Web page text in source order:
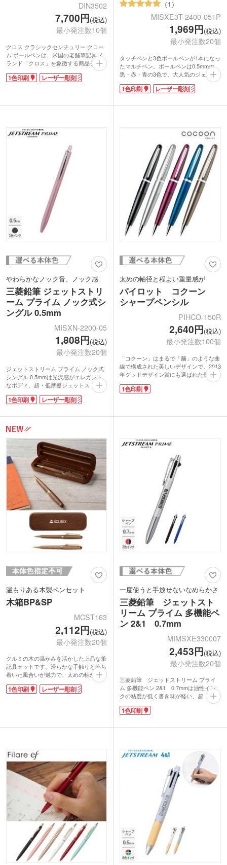
DIN3502
7,700円(税込)
最小発注数10個
クロス クラシックセンチュリー クロー
ム ボールペンは、米国の老舗筆記具ブ
ランド「クロス」を象徴する商品シリー
ズの一つ。発売当時から変わらないシル
エットが、伝統の品格を漂わせます。一
年代や性別を選ばないシンプルなデザイ
ンで、卒業記念から周年記念まで幅広く
喜ばれる定番アイテムです。名入れをす
れば、特別な日の思い出にピッタリな逸
品に。印刷はくっきりとした仕上がりの
パッド印刷、控えめながらも上品な仕上
がりのレーザー彫刻よりお選びくださ
1色印刷 レーザー彫刻
1
MISXE3T-2400-051P
1,969円(税込)
最小発注数20個
タッチペンと3色ボールペンが1本になっ
たマルチペン。ボールペンは0.5mmの
黒・赤・青の3色で、大人気のジェット
ストリームインク搭載。タッチペンは静
電容量式タッチパネル対応。Agファイバ
つ軽い力で操作できます。
心地は抜群です。高級感があるデザイン
で、記念品制作におすすめです。
1色印刷 レーザー彫刻
やわらかなノック音、ノック感
三菱鉛筆 ジェットストリ
ーム プライム ノック式シ
ングル 0.5mm
MISXN-2200-05
1,808円(税込)
最小発注数20個
ジェットストリーム プライム ノック式
シングル 0.5mmは光沢感がエレガント
なボディ。超・低摩擦ジェットストリー
ムインクを搭載。くっきりと濃い描線な
のに優れた速乾性なので、手が汚れると
抗でなめらかに書けます。
利便性の高いノック式は片手で操作でき
るから取り出してすぐメモを取ることが
できますよ。ノック音やノック感はやわ
らかく、音が響かないので大事な会議や
商談中も使いやすく便利です。
社名やロゴを印刷すればオリジナルのボ
ールペンに。記念品や贈り物におすすめ
のアイテムです。
ボディの色が異なる0.7mmボール径タイ
プもあります。
1色印刷 レーザー彫刻
太めの軸径と程よい重量感が
パイロット コクーン
シャープペンシル
PIHCO-150R
2,640円(税込)
最小発注数100個
「コクーン」はまるで「繭」のような曲
線で構成された美しいデザインで、2013
年グッドデザイン賞にも選ばれた優れた
一本です。20〜30代の若い世代に向け
た、高級感と使いやすさをたずさえたデ
です。
1色印刷
温もりある木製ペンセット
木箱BP&SP
MCST163
2,112円(税込)
最小発注数20個
クルミの木の温かみを活かした上品な筆
記具セットです。滑らかな手触りと落ち
着いた風合いが魅力で、太めの軸が手に
しっくりとフィットします。回転式のボ
ールペンとシャープペンのセットで実用
1色印刷 レーザー彫刻
一度使うと手放せないなめらかさ
三菱鉛筆 ジェットスト
リーム プライム 多機能ペ
ン 2&1 0.7mm
MIMSXE330007
2,453円(税込)
最小発注数20個
三菱鉛筆 ジェットストリーム プライ
ム 多機能ペン 2&1 0.7mmは油性イン
クの粘度が低く書き味が軽い、超・低摩
擦ジェットストリームインク搭載。くっ
きりと濃い描線なのに優れた速乾性なの
せん。クリップにスワロフスキー風の宝
ではの粋な演出が嬉しいペンですね。
卒業記念や塾の講座修了記念など、学生
さんたちも喜ぶノベルティ。大事な商談
の場面でも使えるスタイリッシュなカラ
ーです。末永く愛用できるお気に入りの
一本になること間違いなしですよ。
1色印刷